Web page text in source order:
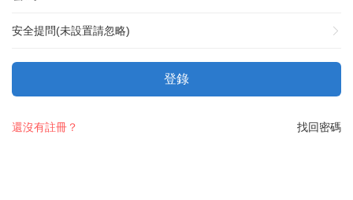
安全提問(未設置請忽略)
登錄
找回密碼
還沒有註冊？